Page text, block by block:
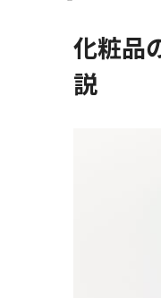
化粧品
説